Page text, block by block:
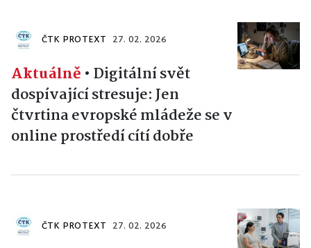
ČTK PROTEXT 27. 02. 2026
Aktuálně • Digitální svět
dospívající stresuje: Jen
čtvrtina evropské mládeže se v
online prostředí cítí dobře
ČTK PROTEXT 27. 02. 2026